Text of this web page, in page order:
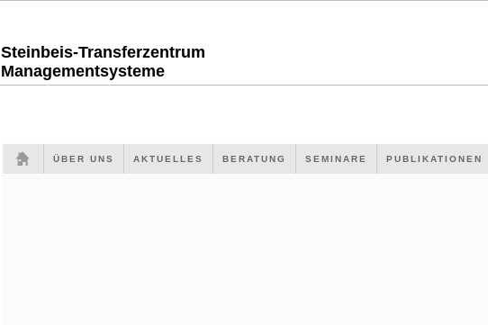
Steinbeis-Transferzentrum
Managementsysteme
ÜBER UNS AKTUELLES BERATUNG SEMINARE PUBLIKATIONEN